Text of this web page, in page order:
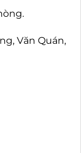
Văn Quán,